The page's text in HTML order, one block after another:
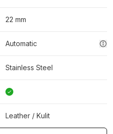
22 mm
Automatic
Stainless Steel
Leather / Kulit